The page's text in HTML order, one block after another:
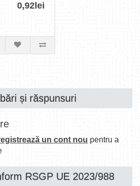
0,92lei
și răspunsuri
un cont nou pentru a
RSGP UE 2023/988